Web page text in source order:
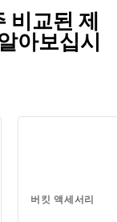
비교된 제
아보십시
버킷 액세서리